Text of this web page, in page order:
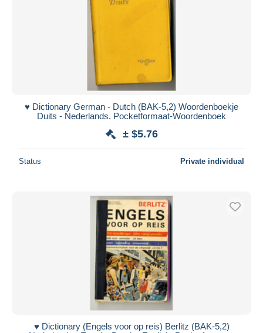
♥️ Dictionary German - Dutch (BAK-5,2) Woordenboekje
Duits - Nederlands. Pocketformaat-Woordenboek
± $5.76
Status Private individual
♥️ Dictionary (Engels voor op reis) Berlitz (BAK-5,2)